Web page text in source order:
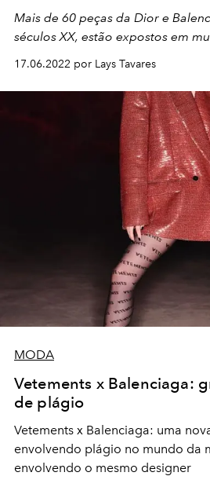
Mais de 60 peças da Dior e
séculos XX, estão expostos em
17.06.2022 por Lays Tavares
MODA
Vetements x Balenciaga:
de plágio
Vetements x Balenciaga: uma
envolvendo plágio no mundo da
envolvendo o mesmo designer